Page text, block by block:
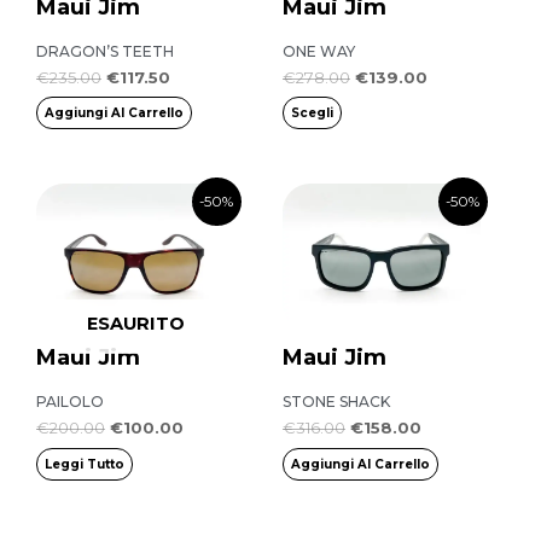
Maui Jim
DRAGON’S TEETH
€235.00 €117.50
Aggiungi Al Carrello
Maui Jim
ONE WAY
€278.00 €139.00
Scegli
Le
opzioni
possono
essere
prodotto
-50%
Maui Jim
ESAURITO
PAILOLO
€200.00
originale
era:
€200.00.
€100.00
prezzo
attuale
è:
€100.00.
Leggi Tutto
-50%
Maui Jim
STONE SHACK
€316.00
originale
era:
€316.00.
€158.00
prezzo
attuale
è:
€158.00.
Aggiungi Al Carrello